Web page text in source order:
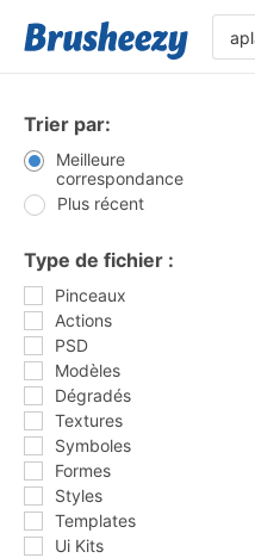
Trier par:
Meilleure
correspondance
Plus récent
Type de fichier :
Pinceaux
Actions
PSD
Modèles
Dégradés
Textures
Symboles
Formes
Styles
Templates
Ui Kits